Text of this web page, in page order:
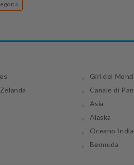
categoria
Giri del
Canale di
Asia
Alaska
Oceano
Bermuda